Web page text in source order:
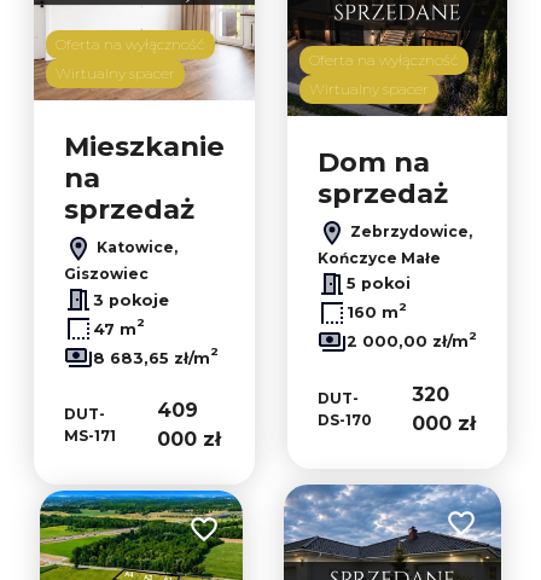
Oferta na wyłączność
Wirtualny spacer
Mieszkanie
na
sprzedaż
Katowice,
Giszowiec
3 pokoje
47 m2
8 683,65 zł/m2
DUT-
MS-171
409
000 zł
Oferta na wyłączność
Wirtualny spacer
Dom na
sprzedaż
Zebrzydowice,
Kończyce Małe
5 pokoi
160 m2
2 000,00 zł/m2
DUT-
DS-170
320
000 zł
Dodaj do ulubionych Dodaj do